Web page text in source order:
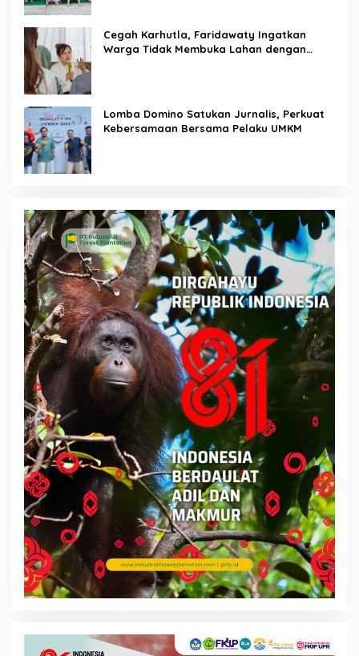
Cegah Karhutla, Faridawaty Ingatkan
Warga Tidak Membuka Lahan dengan
Lomba Domino Satukan Jurnalis, Perkuat
Kebersamaan Bersama Pelaku UMKM